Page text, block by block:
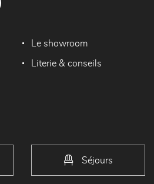
Le showroom
Literie & conseils
Séjours